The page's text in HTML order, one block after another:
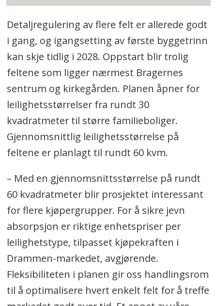
Detaljregulering av flere felt er allerede godt
i gang, og igangsetting av første byggetrinn
kan skje tidlig i 2028. Oppstart blir trolig
feltene som ligger nærmest Bragernes
sentrum og kirkegården. Planen åpner for
leilighetsstørrelser fra rundt 30
kvadratmeter til større familieboliger.
Gjennomsnittlig leilighetsstørrelse på
feltene er planlagt til rundt 60 kvm.
– Med en gjennomsnittsstørrelse på rundt
60 kvadratmeter blir prosjektet interessant
for flere kjøpergrupper. For å sikre jevn
absorpsjon er riktige enhetspriser per
leilighetstype, tilpasset kjøpekraften i
Drammen-markedet, avgjørende.
Fleksibiliteten i planen gir oss handlingsrom
til å optimalisere hvert enkelt felt for å treffe